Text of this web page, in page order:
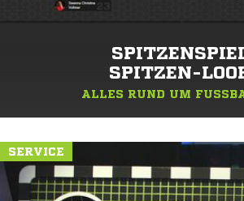
SPITZEN-
ALLES RUND UM
SERVICE